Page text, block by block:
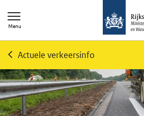
Menu
Actuele verkeersinfo